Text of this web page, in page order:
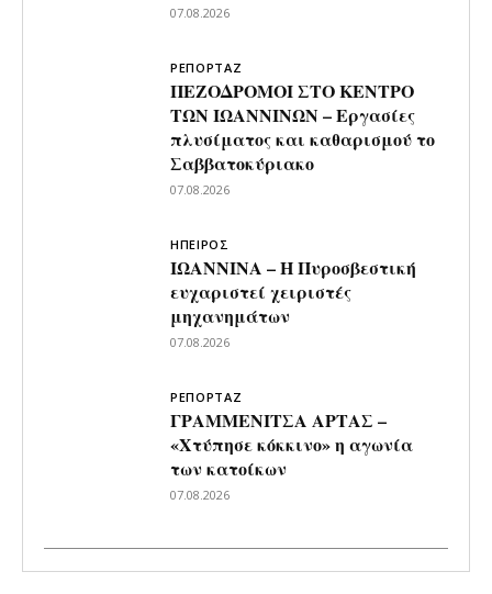
07.08.2026
ΡΕΠΟΡΤΑΖ
ΠΕΖΟΔΡΟΜΟΙ ΣΤΟ ΚΕΝΤΡΟ
ΤΩΝ ΙΩΑΝΝΙΝΩΝ – Εργασίες
πλυσίματος και καθαρισμού το
Σαββατοκύριακο
07.08.2026
ΗΠΕΙΡΟΣ
ΙΩΑΝΝΙΝΑ – Η Πυροσβεστική
ευχαριστεί χειριστές
μηχανημάτων
07.08.2026
ΡΕΠΟΡΤΑΖ
ΓΡΑΜΜΕΝΙΤΣΑ ΑΡΤΑΣ –
«Χτύπησε κόκκινο» η αγωνία
των κατοίκων
07.08.2026